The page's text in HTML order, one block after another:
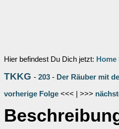
Hier befindest Du Dich jetzt: Home
TKKG - 203 - Der Räuber mit
vorherige Folge <<< | >>>